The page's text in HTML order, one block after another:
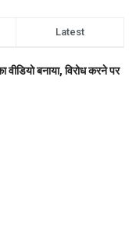
Latest
बनाया, विरोध करने पर